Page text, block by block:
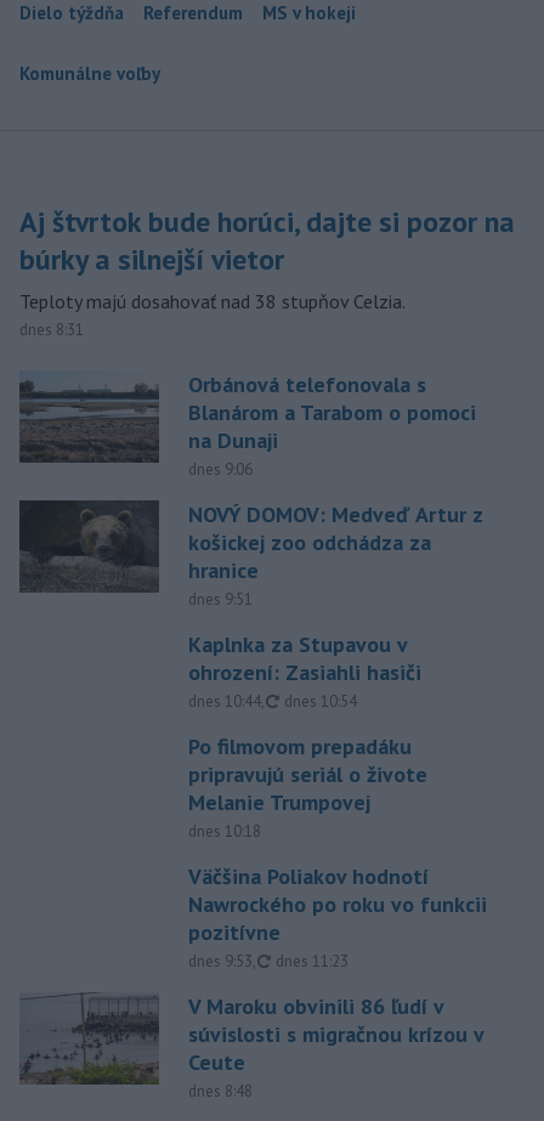
Dielo týždňa Referendum MS v hokeji
Komunálne voľby
Aj štvrtok bude horúci, dajte si pozor na
búrky a silnejší vietor
Teploty majú dosahovať nad 38 stupňov Celzia.
dnes 8:31
Orbánová telefonovala s
Blanárom a Tarabom o pomoci
na Dunaji
dnes 9:06
NOVÝ DOMOV: Medveď Artur z
košickej zoo odchádza za
hranice
dnes 9:51
Kaplnka za Stupavou v
ohrození: Zasiahli hasiči
dnes 10:44, aktualizované
dnes 10:54
Po filmovom prepadáku
pripravujú seriál o živote
Melanie Trumpovej
dnes 10:18
Väčšina Poliakov hodnotí
Nawrockého po roku vo funkcii
pozitívne
dnes 9:53, aktualizované
dnes 11:23
V Maroku obvinili 86 ľudí v
súvislosti s migračnou krízou v
Ceute
dnes 8:48